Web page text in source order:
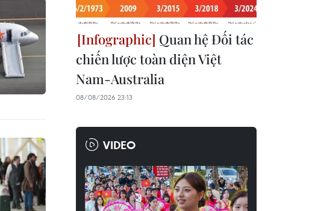
Quan hệ Đối tác
chiến lược toàn diện Việt
Nam-Australia
08/08/2026 23:13
VIDEO